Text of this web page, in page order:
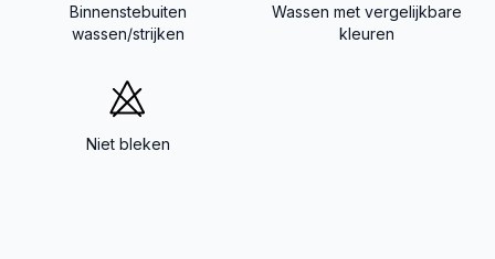
Binnenstebuiten
wassen/strijken
Wassen met vergelijkbare
kleuren
Niet bleken